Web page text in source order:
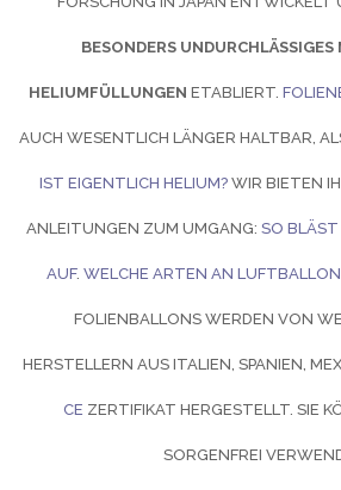
BESONDERS UNDURCHLÄSSIGES
HELIUMFÜLLUNGEN ETABLIERT.
AUCH WESENTLICH LÄNGER HALTBAR,
IST EIGENTLICH HELIUM?WIR BIETEN
ANLEITUNGEN ZUM UMGANG: SO
AUF. WELCHE ARTEN AN
FOLIENBALLONS WERDEN VON
HERSTELLERN AUS ITALIEN, SPANIEN,
CE ZERTIFIKAT HERGESTELLT. SIE
SORGENFREI